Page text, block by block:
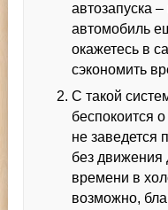
автозапуска
автомобиль
окажетесь в
сэкономить
С такой
беспокоится
не заведется
без движения
времени в
возможно,